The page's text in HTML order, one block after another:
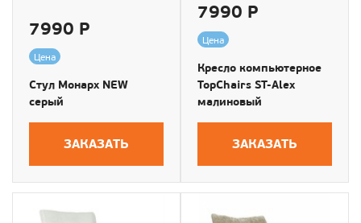
7990 Р
Цена
Стул Монарх NEW
серый
ЗАКАЗАТЬ
7990 Р
Цена
Кресло компьютерное
TopChairs ST-Alex
малиновый
ЗАКАЗАТЬ